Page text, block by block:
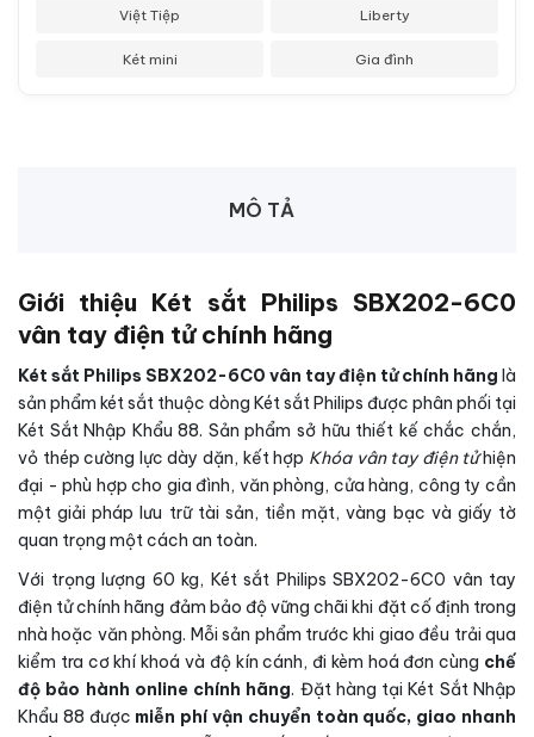
Việt Tiệp Liberty
Két mini Gia đình
MÔ TẢ
Giới thiệu Két sắt Philips SBX202-6C0
vân tay điện tử chính hãng
Két sắt Philips SBX202-6C0 vân tay điện tử chính hãng là
sản phẩm két sắt thuộc dòng Két sắt Philips được phân phối tại
Két Sắt Nhập Khẩu 88. Sản phẩm sở hữu thiết kế chắc chắn,
vỏ thép cường lực dày dặn, kết hợp Khóa vân tay điện tửhiện
đại - phù hợp cho gia đình, văn phòng, cửa hàng, công ty cần
một giải pháp lưu trữ tài sản, tiền mặt, vàng bạc và giấy tờ
quan trọng một cách an toàn.
Với trọng lượng 60 kg, Két sắt Philips SBX202-6C0 vân tay
điện tử chính hãng đảm bảo độ vững chãi khi đặt cố định trong
nhà hoặc văn phòng. Mỗi sản phẩm trước khi giao đều trải qua
kiểm tra cơ khí khoá và độ kín cánh, đi kèm hoá đơn cùng chế
độ bảo hành online chính hãng. Đặt hàng tại Két Sắt Nhập
Khẩu 88 được miễn phí vận chuyển toàn quốc, giao nhanh